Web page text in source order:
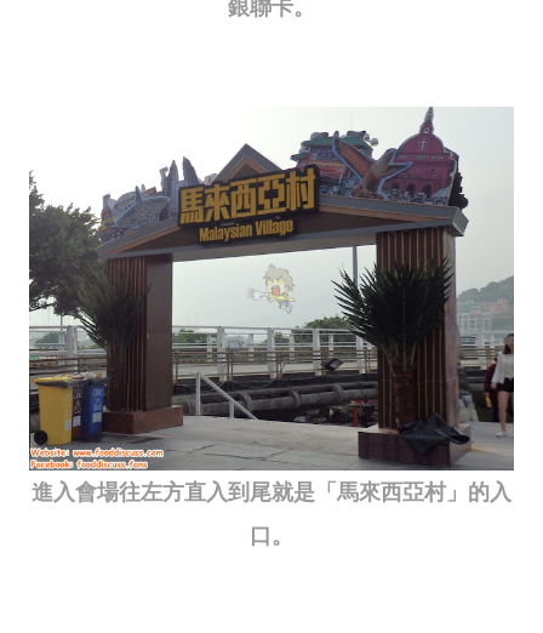
銀聯卡。
進入會場往左方直入到尾就是「馬來西亞村」的入
口。